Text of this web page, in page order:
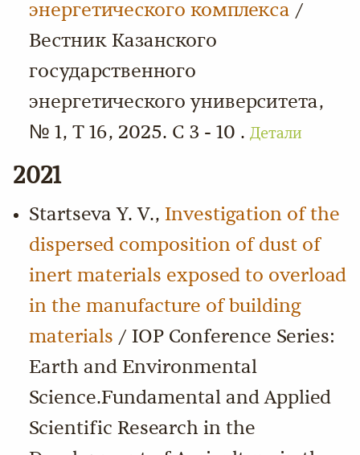
энергетического комплекса /
Вестник Казанского
государственного
энергетического университета,
№ 1, Т 16, 2025. С 3 - 10 . Детали
2021
Startseva Y. V., Investigation of the
dispersed composition of dust of
inert materials exposed to overload
in the manufacture of building
materials / IOP Conference Series:
Earth and Environmental
Science.Fundamental and Applied
Scientific Research in the